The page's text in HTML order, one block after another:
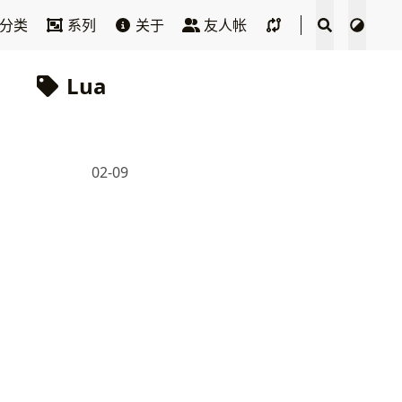
分类 系列 关于 友人帐
Lua
02-09